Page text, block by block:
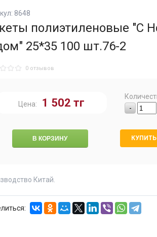
8648
полиэтиленовые "С
25*35 100 шт.76-2
0 отзывов
Цена: 1 502 тг
-
Китай.